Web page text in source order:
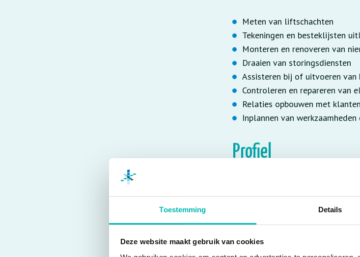
Toestemming Details
Deze website maakt gebruik van cookies
Meten van liftschachten
Tekeningen en besteklijsten
Monteren en renoveren van
Draaien van storingsdiensten
Assisteren bij of uitvoeren van
Controleren en repareren van
Relaties opbouwen met
Inplannen van
Profiel
Je houdt van een uitdaging
Je bent geïnteresseerd in de
Stressbestendig (jij bent in